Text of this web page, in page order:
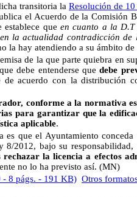
transitoria la Resolución de
el Acuerdo de la Comisión
establece que en cuanto a la D.T
en la actualidad contradicción
la hay atendiendo a su ámbito
de la que parte quiebra en
debe entenderse quedebe
de acuerdo con la distribución
conforme a la normativa
para garantizar que la
aplicable.
es que el Ayuntamiento
8/2012, bajo su
rechazar la licencia a efectos
no lo ha previsto así. (MN)
8 págs. - 191 KB) Otros